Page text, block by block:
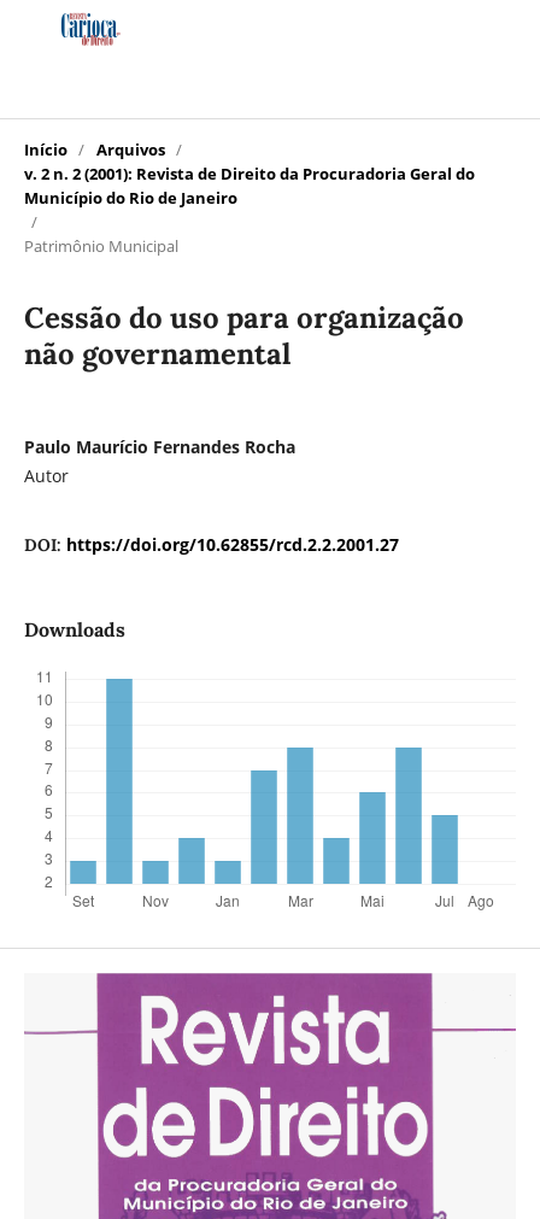
Início / Arquivos /
v. 2 n. 2 (2001): Revista de Direito da Procuradoria Geral do
Município do Rio de Janeiro
/
Patrimônio Municipal
Cessão do uso para organização
não governamental
Paulo Maurício Fernandes Rocha
Autor
DOI: https://doi.org/10.62855/rcd.2.2.2001.27
Downloads